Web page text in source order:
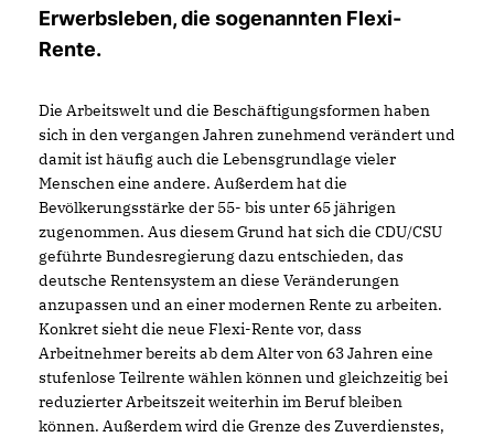
Erwerbsleben, die sogenannten Flexi-
Rente.
Die Arbeitswelt und die Beschäftigungsformen haben
sich in den vergangen Jahren zunehmend verändert und
damit ist häufig auch die Lebensgrundlage vieler
Menschen eine andere. Außerdem hat die
Bevölkerungsstärke der 55- bis unter 65 jährigen
zugenommen. Aus diesem Grund hat sich die CDU/CSU
geführte Bundesregierung dazu entschieden, das
deutsche Rentensystem an diese Veränderungen
anzupassen und an einer modernen Rente zu arbeiten.
Konkret sieht die neue Flexi-Rente vor, dass
Arbeitnehmer bereits ab dem Alter von 63 Jahren eine
stufenlose Teilrente wählen können und gleichzeitig bei
reduzierter Arbeitszeit weiterhin im Beruf bleiben
können. Außerdem wird die Grenze des Zuverdienstes,